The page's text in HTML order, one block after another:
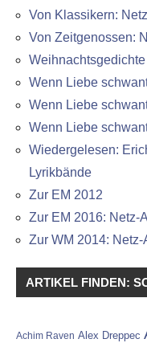
Von Klassikern:
Von Zeitgenossen:
Weihnachtsgedichte
Wenn Liebe
Wenn Liebe
Wenn Liebe
Wiedergelesen:
Lyrikbände
Zur EM 2012
Zur EM 2016: Netz-
Zur WM 2014:
ARTIKEL FINDEN:
Achim Raven Alex Dreppec